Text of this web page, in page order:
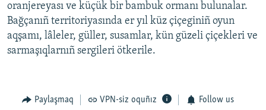
oranjereyası ve küçük bir bambuk ormanı bulunalar.
Bağçanıñ territoriyasında er yıl küz çiçeginiñ oyun
aqşamı, lâleler, güller, susamlar, kün güzeli çiçekleri ve
sarmaşıqlarnıñ sergileri ötkerile.
Paylaşmaq VPN-siz oquñız Follow us